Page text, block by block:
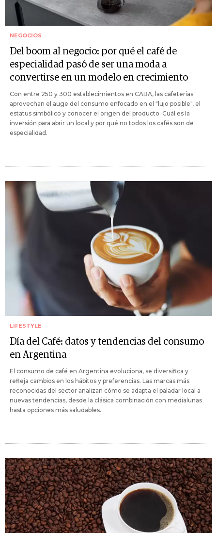
NEGOCIOS
Del boom al negocio: por qué el café de
especialidad pasó de ser una moda a
convertirse en un modelo en crecimiento
Con entre 250 y 300 establecimientos en CABA, las cafeterías
aprovechan el auge del consumo enfocado en el "lujo posible", el
estatus simbólico y conocer el origen del producto. Cuál es la
inversión para abrir un local y por qué no todos los cafés son de
especialidad.
LIFESTYLE
Día del Café: datos y tendencias del consumo
en Argentina
El consumo de café en Argentina evoluciona, se diversifica y
refleja cambios en los hábitos y preferencias. Las marcas más
reconocidas del sector analizan cómo se adapta el paladar local a
nuevas tendencias, desde la clásica combinación con medialunas
hasta opciones más saludables.